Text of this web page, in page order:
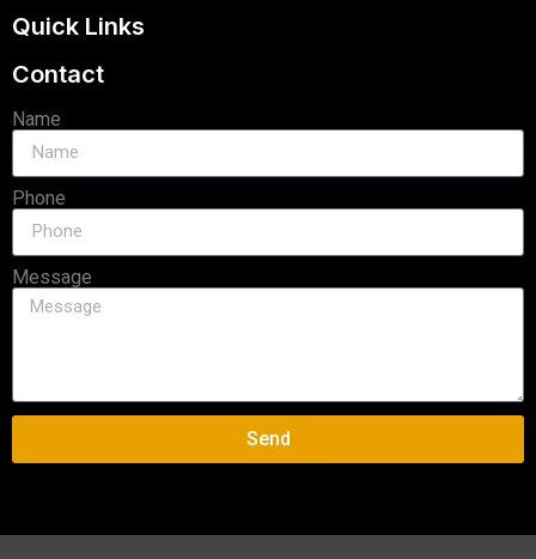
Quick Links
Contact
Name
Phone
Message
Send